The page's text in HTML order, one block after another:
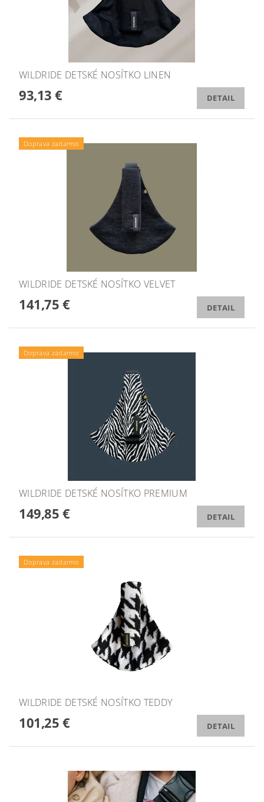
WILDRIDE DETSKÉ NOSÍTKO LINEN
93,13 € DETAIL
Doprava zadarmo
WILDRIDE DETSKÉ NOSÍTKO VELVET
141,75 € DETAIL
Doprava zadarmo
WILDRIDE DETSKÉ NOSÍTKO PREMIUM
149,85 € DETAIL
Doprava zadarmo
WILDRIDE DETSKÉ NOSÍTKO TEDDY
101,25 € DETAIL